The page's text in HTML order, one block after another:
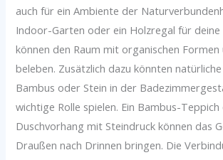
auch für ein Ambiente der
Indoor-Garten oder ein Holzregal für deine
können den Raum mit organischen
beleben. Zusätzlich dazu könnten
Bambus oder Stein in der
wichtige Rolle spielen. Ein Bambus-
Duschvorhang mit Steindruck können das
Draußen nach Drinnen bringen. Die